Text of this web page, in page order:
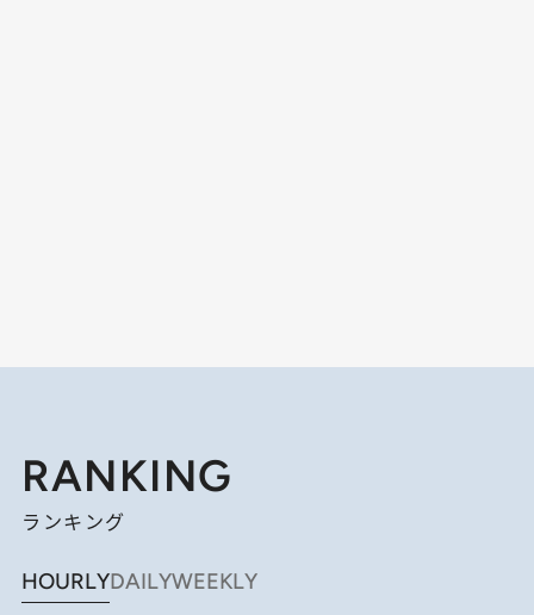
RANKING
ランキング
HOURLYDAILYWEEKLY